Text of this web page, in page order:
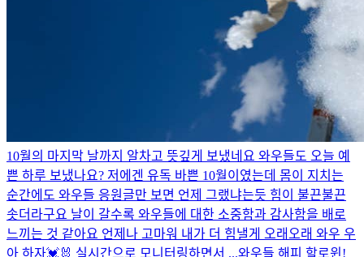
10월의 마지막 날까지 알차고 뜻깊게 보냈네요 와우들도 오늘 예
쁜 하루 보냈나요? 저에겐 유독 바쁜 10월이였는데 몸이 지치는
순간에도 와우들 응원글만 보면 언제 그랬냐는듯 힘이 불끈불끈
솟더라구요 날이 갈수록 와우들에 대한 소중함과 감사함을 배로
느끼는 것 같아요 언제나 고마워 내가 더 힘낼게 오래오래 와우 우
아 하자💓🐰 실시간으로 모니터링하면서 ...와우들 해피 할로윈!